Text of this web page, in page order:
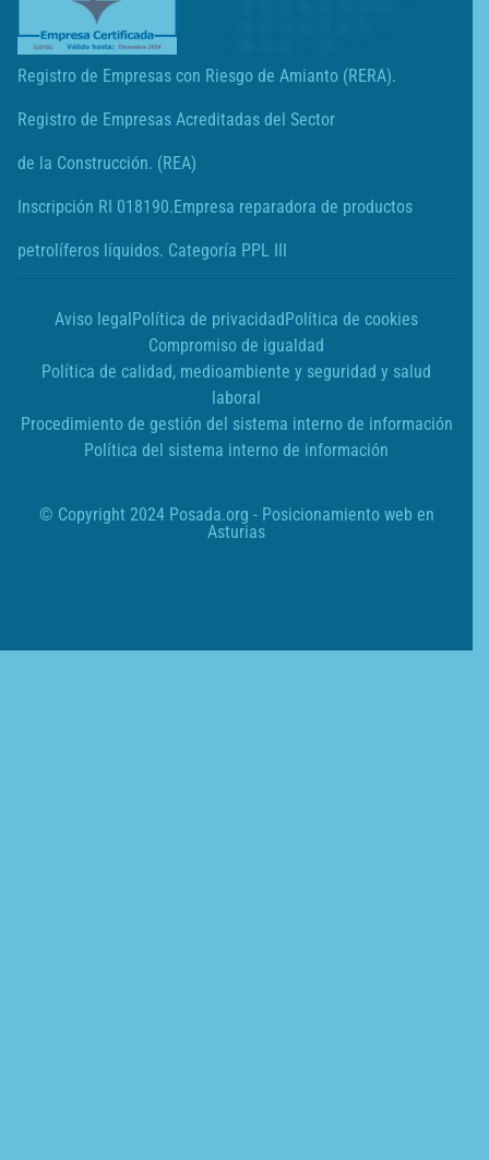
Registro de Empresas con Riesgo de Amianto (RERA).
Registro de Empresas Acreditadas del Sector
de la Construcción. (REA)
Inscripción RI 018190.Empresa reparadora de productos
petrolíferos líquidos. Categoría PPL III
Aviso legal Política de privacidad Política de cookies
Compromiso de igualdad
Política de calidad, medioambiente y seguridad y salud
laboral
Procedimiento de gestión del sistema interno de información
Política del sistema interno de información
© Copyright 2024 Posada.org - Posicionamiento web en
Asturias